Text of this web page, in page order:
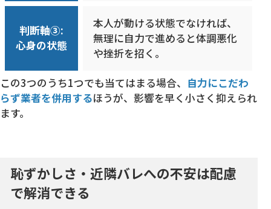
判断軸③:
心身の状態
本人が動ける状態でなければ、
無理に自力で進めると体調悪化
や挫折を招く。
この3つのうち1つでも当てはまる場合、 自力にこだわ
らず業者を併用するほうが、影響を早く小さく抑えられ
ます。
恥ずかしさ・近隣バレへの不安は配慮
で解消できる